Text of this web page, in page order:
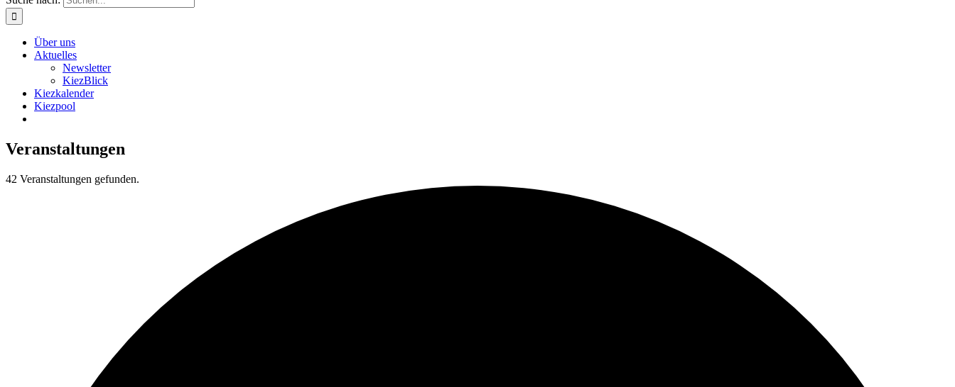
Über uns
Aktuelles
Newsletter
KiezBlick
Kiezkalender
Kiezpool
Veranstaltungen
42 Veranstaltungen gefunden.